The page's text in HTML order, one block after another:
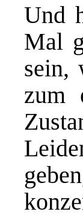
Und
Mal
sein,
zum